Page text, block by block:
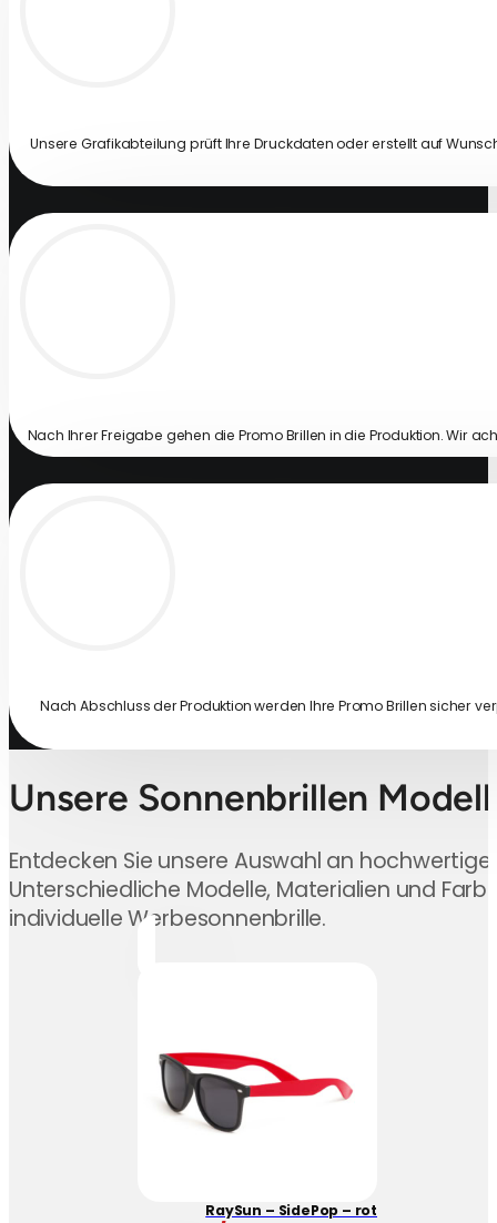
Unsere Grafikabteilung prüft Ihre Druckdaten oder erstellt auf
Nach Ihrer Freigabe gehen die Promo Brillen in die Produktion. Wir
Nach Abschluss der Produktion werden Ihre Promo Brillen sicher
Unsere Sonnenbrillen
Entdecken Sie unsere Auswahl an
Unterschiedliche Modelle, Materialien und
individuelle Werbesonnenbrille.
RaySun – SidePop – rot